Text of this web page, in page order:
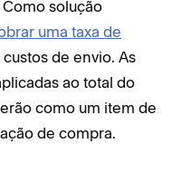
solução
uma taxa de
de envio. As
ao total do
como um item de
de compra.